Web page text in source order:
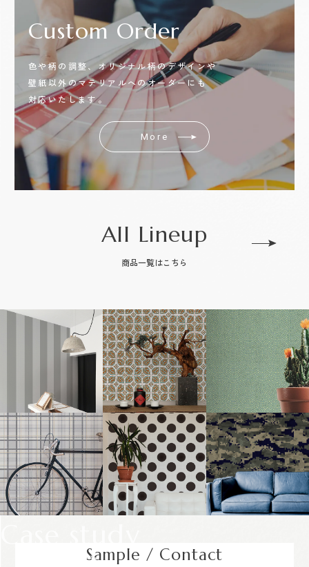
CustomOrder
色や柄の調整、オリジナル柄のデザインや
壁紙以外のマテリアルへのオーダーにも
対応いたします。
More
All Lineup
商品一覧はこちら
Sample / Contact